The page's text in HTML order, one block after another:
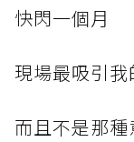
快閃一個月
現場最吸引
而且不是那